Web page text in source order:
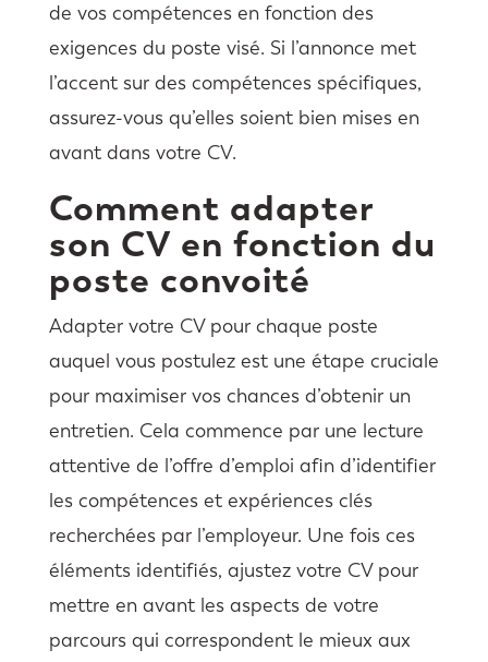
de vos compétences en fonction des
exigences du poste visé. Si l’annonce met
l’accent sur des compétences spécifiques,
assurez-vous qu’elles soient bien mises en
avant dans votre CV.
Comment adapter
son CV en fonction du
poste convoité
Adapter votre CV pour chaque poste
auquel vous postulez est une étape cruciale
pour maximiser vos chances d’obtenir un
entretien. Cela commence par une lecture
attentive de l’offre d’emploi afin d’identifier
les compétences et expériences clés
recherchées par l’employeur. Une fois ces
éléments identifiés, ajustez votre CV pour
mettre en avant les aspects de votre
parcours qui correspondent le mieux aux